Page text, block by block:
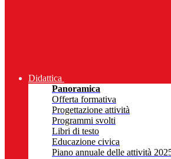
Didattica
Panoramica
Offerta formativa
Progettazione attività
Programmi svolti
Libri di testo
Educazione civica
Piano annuale delle attività